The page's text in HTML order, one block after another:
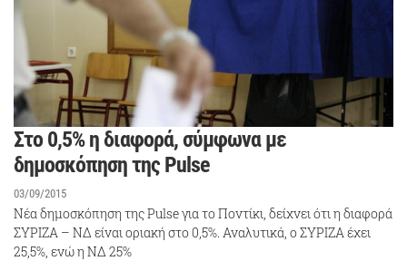
Στο 0,5% η διαφορά, σύμφωνα με
δημοσκόπηση της Pulse
03/09/2015
Νέα δημοσκόπηση της Pulse για το Ποντίκι, δείχνει ότι η διαφορά
ΣΥΡΙΖΑ – ΝΔ είναι οριακή στο 0,5%. Αναλυτικά, ο ΣΥΡΙΖΑ έχει
25,5%, ενώ η ΝΔ 25%